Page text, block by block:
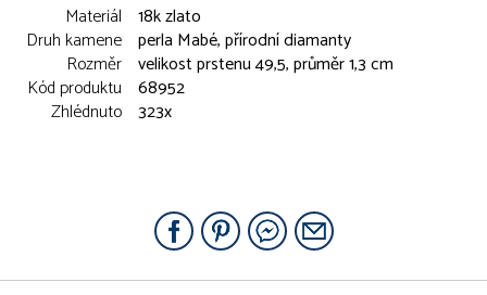
Materiál 18k zlato
Druh kamene perla Mabé, přírodní diamanty
Rozměr velikost prstenu 49,5, průměr 1,3 cm
Kód produktu 68952
Zhlédnuto 323x